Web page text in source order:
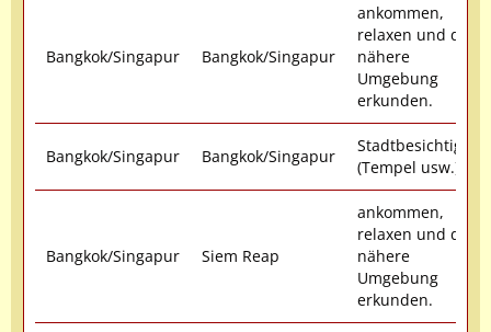
Bangkok/Singapur Bangkok/Singapur
ankommen,
relaxen und die
nähere
Umgebung
erkunden.
Bangkok/Singapur Bangkok/Singapur
Stadtbesichtigung
(Tempel usw.)
Bangkok/Singapur Siem Reap
ankommen,
relaxen und die
nähere
Umgebung
erkunden.